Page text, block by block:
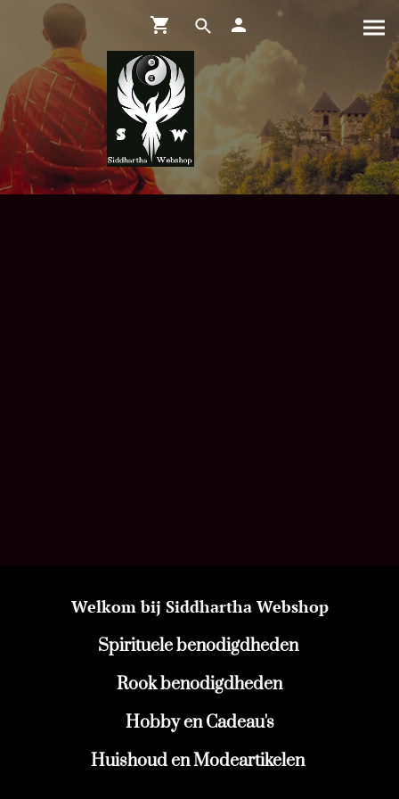
Welkom bij Siddhartha Webshop
Spirituele benodigdheden
Rook benodigdheden
Hobby en Cadeau's
Huishoud en Modeartikelen